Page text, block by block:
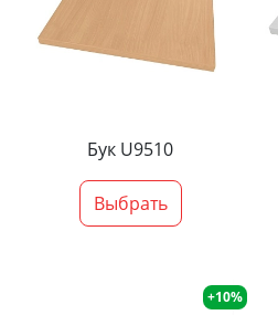
Бук U9510
Выбрать
+10%